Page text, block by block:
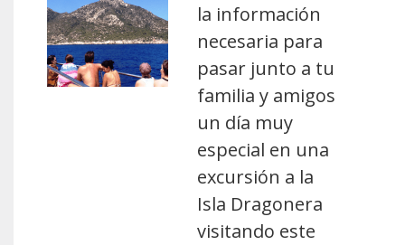
la información
necesaria para
pasar junto a tu
familia y amigos
un día muy
especial en una
excursión a la
Isla Dragonera
visitando este